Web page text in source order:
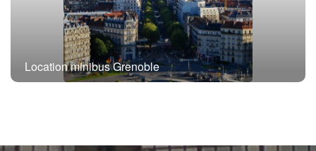
Location minibus Grenoble